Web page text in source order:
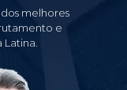
melhores
e